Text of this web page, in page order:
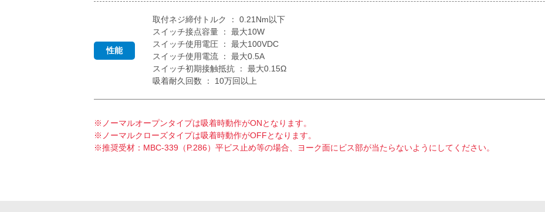
性能
取付ネジ締付トルク ： 0.21Nm以下
スイッチ接点容量 ： 最⼤10W
スイッチ使⽤電圧 ： 最⼤100VDC
スイッチ使⽤電流 ： 最⼤0.5A
スイッチ初期接触抵抗 ： 最⼤0.15Ω
吸着耐久回数 ： 10万回以上
※ノーマルオープンタイプは吸着時動作がONとなります。
※ノーマルクローズタイプは吸着時動作がOFFとなります。
※推奨受材：MBC-339（P.286）平ビス止め等の場合、ヨーク面にビス部が当たらないようにしてください。